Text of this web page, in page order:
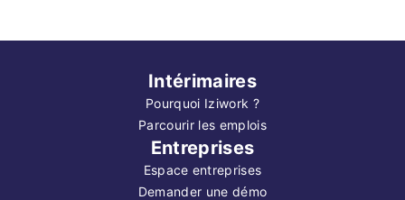
Intérimaires
Pourquoi Iziwork ?
Parcourir les emplois
Entreprises
Espace entreprises
Demander une démo